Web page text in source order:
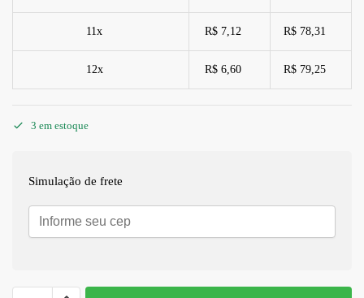
11x R$ 7,12 R$ 78,31
12x R$ 6,60 R$ 79,25
3 em estoque
Simulação de frete